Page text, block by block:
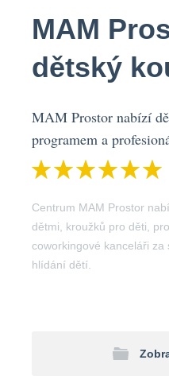
MAM
dětský
MAM Prostor nabízí
programem a
Centrum MAM Prostor
dětmi, kroužků pro děti,
coworkingové kanceláři
hlídání dětí.